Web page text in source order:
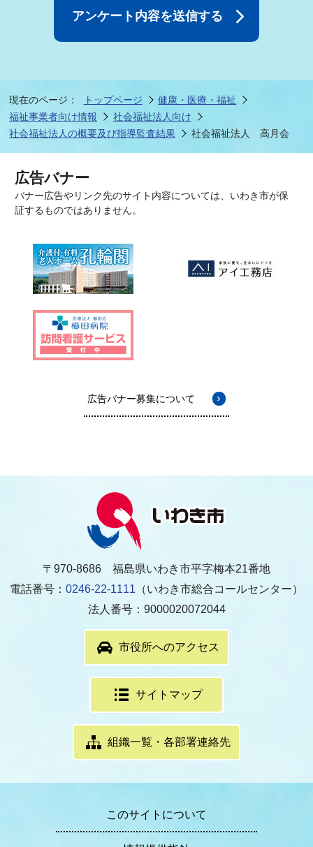
現在のページ： トップページ
健康・医療・福祉
福祉事業者向け情報
社会福祉法人向け
社会福祉法人の概要及び指導監査結果
社会福祉法人 高月会
広告バナー
バナー広告やリンク先のサイト内容については、いわき市が保
証するものではありません。
広告バナー募集について
〒970-8686 福島県いわき市平字梅本21番地
電話番号： 0246-22-1111 （いわき市総合コールセンター）
法人番号：9000020072044
市役所へのアクセス
サイトマップ
組織一覧・各部署連絡先
このサイトについて